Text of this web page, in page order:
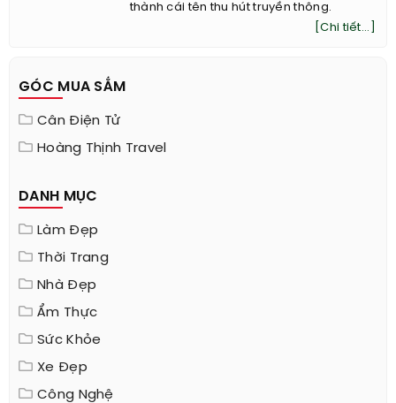
thành cái tên thu hút truyền thông.
[Chi tiết...]
GÓC MUA SẮM
Cân Điện Tử
Hoàng Thịnh Travel
DANH MỤC
Làm Đẹp
Thời Trang
Nhà Đẹp
Ẩm Thực
Sức Khỏe
Xe Đẹp
Công Nghệ